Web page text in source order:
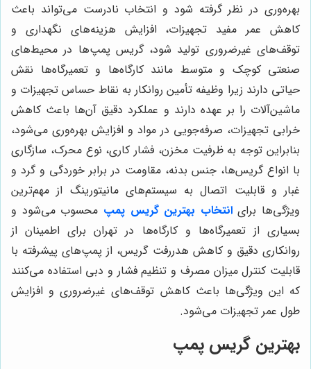
بهره‌وری در نظر گرفته شود و انتخاب نادرست می‌تواند باعث
کاهش عمر مفید تجهیزات، افزایش هزینه‌های نگهداری و
توقف‌های غیرضروری تولید شود، گریس پمپ‌ها در محیط‌های
صنعتی کوچک و متوسط مانند کارگاه‌ها و تعمیرگاه‌ها نقش
حیاتی دارند زیرا وظیفه تأمین روانکار به نقاط حساس تجهیزات و
ماشین‌آلات را بر عهده دارند و عملکرد دقیق آن‌ها باعث کاهش
خرابی تجهیزات، صرفه‌جویی در مواد و افزایش بهره‌وری می‌شود،
بنابراین توجه به ظرفیت مخزن، فشار کاری، نوع محرک، سازگاری
با انواع گریس‌ها، جنس بدنه، مقاومت در برابر خوردگی و گرد و
غبار و قابلیت اتصال به سیستم‌های مانیتورینگ از مهم‌ترین
ویژگی‌ها برایانتخاب بهترین گریس پمپ محسوب می‌شود و
بسیاری از تعمیرگاه‌ها و کارگاه‌ها در تهران برای اطمینان از
روانکاری دقیق و کاهش هدررفت گریس، از پمپ‌های پیشرفته با
قابلیت کنترل میزان مصرف و تنظیم فشار و دبی استفاده می‌کنند
که این ویژگی‌ها باعث کاهش توقف‌های غیرضروری و افزایش
طول عمر تجهیزات می‌شود.
بهترین گریس پمپ